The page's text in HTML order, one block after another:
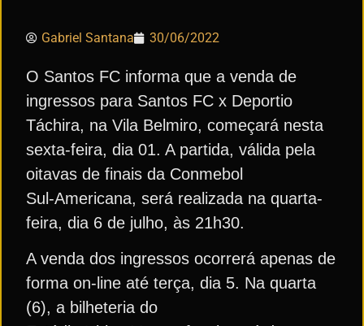
Gabriel Santana 30/06/2022
O Santos FC informa que a venda de
ingressos para Santos FC x Deportio
Táchira, na Vila Belmiro, começará nesta
sexta-feira, dia 01. A partida, válida pela
oitavas de finais da Conmebol
Sul-Americana, será realizada na quarta-
feira, dia 6 de julho, às 21h30.
A venda dos ingressos ocorrerá apenas de
forma on-line até terça, dia 5. Na quarta
(6), a bilheteria do